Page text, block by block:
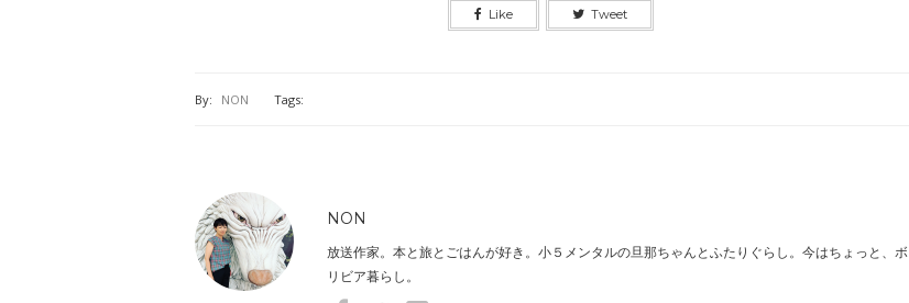
Like Tweet
By: NON Tags:
NON
放送作家。本と旅とごはんが好き。小５メンタルの旦那ちゃんとふたりぐらし。今はちょっと、ボ
リビア暮らし。